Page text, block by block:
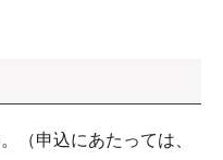
（申込にあたっては、